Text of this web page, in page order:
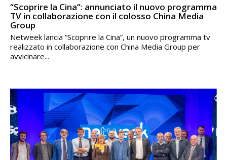
“Scoprire la Cina”: annunciato il nuovo programma
TV in collaborazione con il colosso China Media
Group
Netweek lancia “Scoprire la Cina”, un nuovo programma tv
realizzato in collaborazione con China Media Group per
avvicinare...